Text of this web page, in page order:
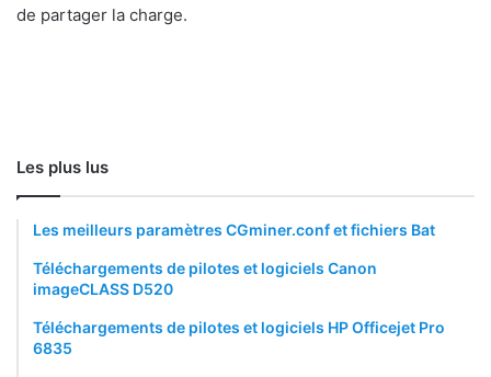
de partager la charge.
Les plus lus
Les meilleurs paramètres CGminer.conf et fichiers Bat
Téléchargements de pilotes et logiciels Canon
imageCLASS D520
Téléchargements de pilotes et logiciels HP Officejet Pro
6835